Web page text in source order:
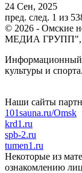
24 Сен, 2025
пред. след. 1 из
© 2026 - Омские
МЕДИА ГРУПП",
Информационный
культуры и
Наши сайты
101sauna.ru/Omsk
krd1.ru
spb-2.ru
tumen1.ru
Некоторые из
ознакомлению